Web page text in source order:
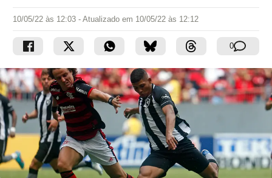
10/05/22 às 12:03 - Atualizado em 10/05/22 às 12:12
0